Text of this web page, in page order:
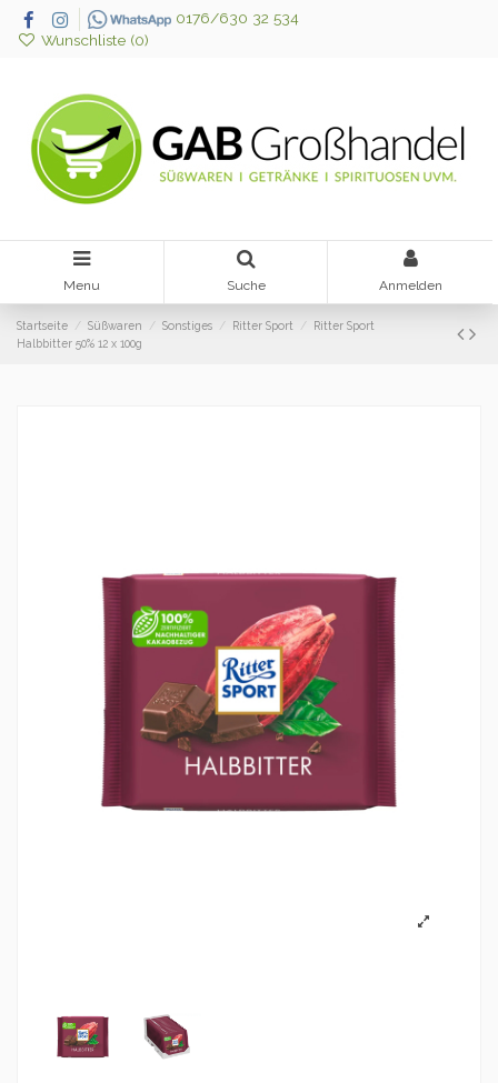
0176/630 32 534
Wunschliste (0)
Menu Suche Anmelden
Startseite Süßwaren Sonstiges Ritter Sport
Ritter Sport
Halbbitter 50% 12 x 100g